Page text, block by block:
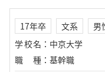
17年卒 文系
男
学校名 ： 中京大学
職種 ： 基幹職